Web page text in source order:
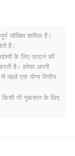
endeavors that
to the community
420 Blaze It has
Fungible Tokens, or
ownership
of the project.
of a play-to-earn
earn WEED tokens
utility and
these initiatives,
that allocates funds
ensure stable trading,
जोखिम शामिल हैं।
हैं।
के लिए प्रदान की
है। हमेशा अपनी
पहले एक योग्य वित्तीय
किसी भी नुकसान के लिए